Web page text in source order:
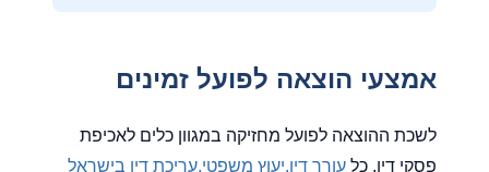
אמצעי הוצאה לפועל זמינים
לשכת ההוצאה לפועל מחזיקה במגוון כלים לאכיפת
פסקי דין. כל עורך דין,יעוץ משפטי,עריכת דין בישראל